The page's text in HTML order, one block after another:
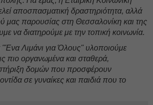
αποσπασματική δραστηριότητα, αλλά
μας παρουσίας στη Θεσσαλονίκη και της
να διατηρούμε με την τοπική κοινωνία.
Λιμάνι για Όλους" υλοποιούμε
πιο οργανωμένα και σταθερά,
δομών που προσφέρουν
σε γυναίκες και παιδιά που το